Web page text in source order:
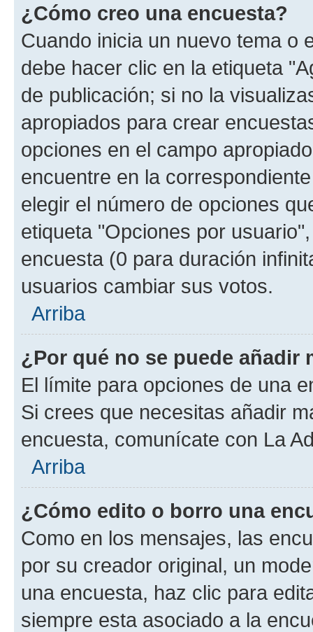
¿Cómo creo una encuesta?
Cuando inicia un nuevo tema o
debe hacer clic en la etiqueta
de publicación; si no la
apropiados para crear
opciones en el campo
encuentre en la
elegir el número de opciones
etiqueta "Opciones por
encuesta (0 para duración
usuarios cambiar sus votos.
Arriba
¿Por qué no se puede añadir
El límite para opciones de una
Si crees que necesitas añadir
encuesta, comunícate con La
Arriba
¿Cómo edito o borro una
Como en los mensajes, las
por su creador original, un
una encuesta, haz clic para
siempre esta asociado a la